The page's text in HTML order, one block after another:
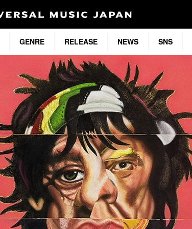
GENRE RELEASE NEWS SNS